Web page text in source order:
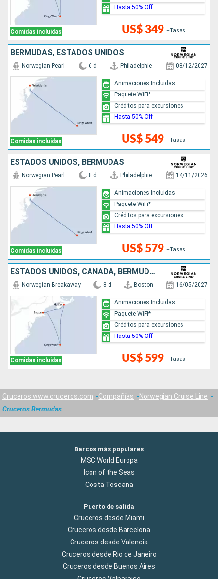
Comidas incluidas US$ 349 +Tasas
Hasta 50% Off
BERMUDAS, ESTADOS UNIDOS
Comidas incluidas
Norwegian Pearl 6 d Philadelphie 08/12/2027
US$ 549 +Tasas
Animaciones Incluidas
Paquete WiFi*
Créditos para excursiones
Hasta 50% Off
ESTADOS UNIDOS, BERMUDAS
Comidas incluidas
Norwegian Pearl 8 d Philadelphie 14/11/2026
US$ 579 +Tasas
Animaciones Incluidas
Paquete WiFi*
Créditos para excursiones
Hasta 50% Off
ESTADOS UNIDOS, CANADÁ, BERMUDAS
Comidas incluidas
Norwegian Breakaway 8 d Boston 16/05/2027
US$ 599 +Tasas
Animaciones Incluidas
Paquete WiFi*
Créditos para excursiones
Hasta 50% Off
Cruceros www.cruceros.com Compañías
Norwegian Cruise Line
Cruceros Bermudas
Barcos más populares
MSC World Europa
Icon of the Seas
Costa Toscana
Puerto de salida
Cruceros desde Miami
Cruceros desde Barcelona
Cruceros desde Valencia
Cruceros desde Rio de Janeiro
Cruceros desde Buenos Aires